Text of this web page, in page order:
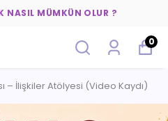
NASIL MÜMKÜN OLUR ?
0
– İlişkiler Atölyesi (Video Kaydı)